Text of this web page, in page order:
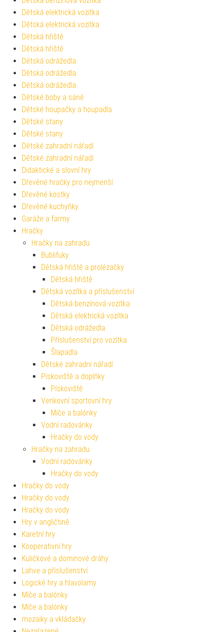
Dětská elektrická vozítka
Dětská elektrická vozítka
Dětská hřiště
Dětská hřiště
Dětská odrážedla
Dětská odrážedla
Dětská odrážedla
Dětské boby a sáně
Dětské houpačky a houpadla
Dětské stany
Dětské stany
Dětské zahradní nářadí
Dětské zahradní nářadí
Didaktické a slovní hry
Dřevěné hračky pro nejmenší
Dřevěné kostky
Dřevěné kuchyňky
Garáže a farmy
Hračky
Hračky na zahradu
Bublifuky
Dětská hřiště a prolézačky
Dětská hřiště
Dětská vozítka a příslušenství
Dětská benzínová vozítka
Dětská elektrická vozítka
Dětská odrážedla
Příslušenství pro vozítka
Šlapadla
Dětské zahradní nářadí
Pískoviště a doplňky
Pískoviště
Venkovní sportovní hry
Míče a balónky
Vodní radovánky
Hračky do vody
Hračky na zahradu
Vodní radovánky
Hračky do vody
Hračky do vody
Hračky do vody
Hračky do vody
Hry v angličtině
Karetní hry
Kooperativní hry
Kuličkové a dominové dráhy
Lahve a příslušenství
Logické hry a hlavolamy
Míče a balónky
Míče a balónky
mozaiky a vkládačky